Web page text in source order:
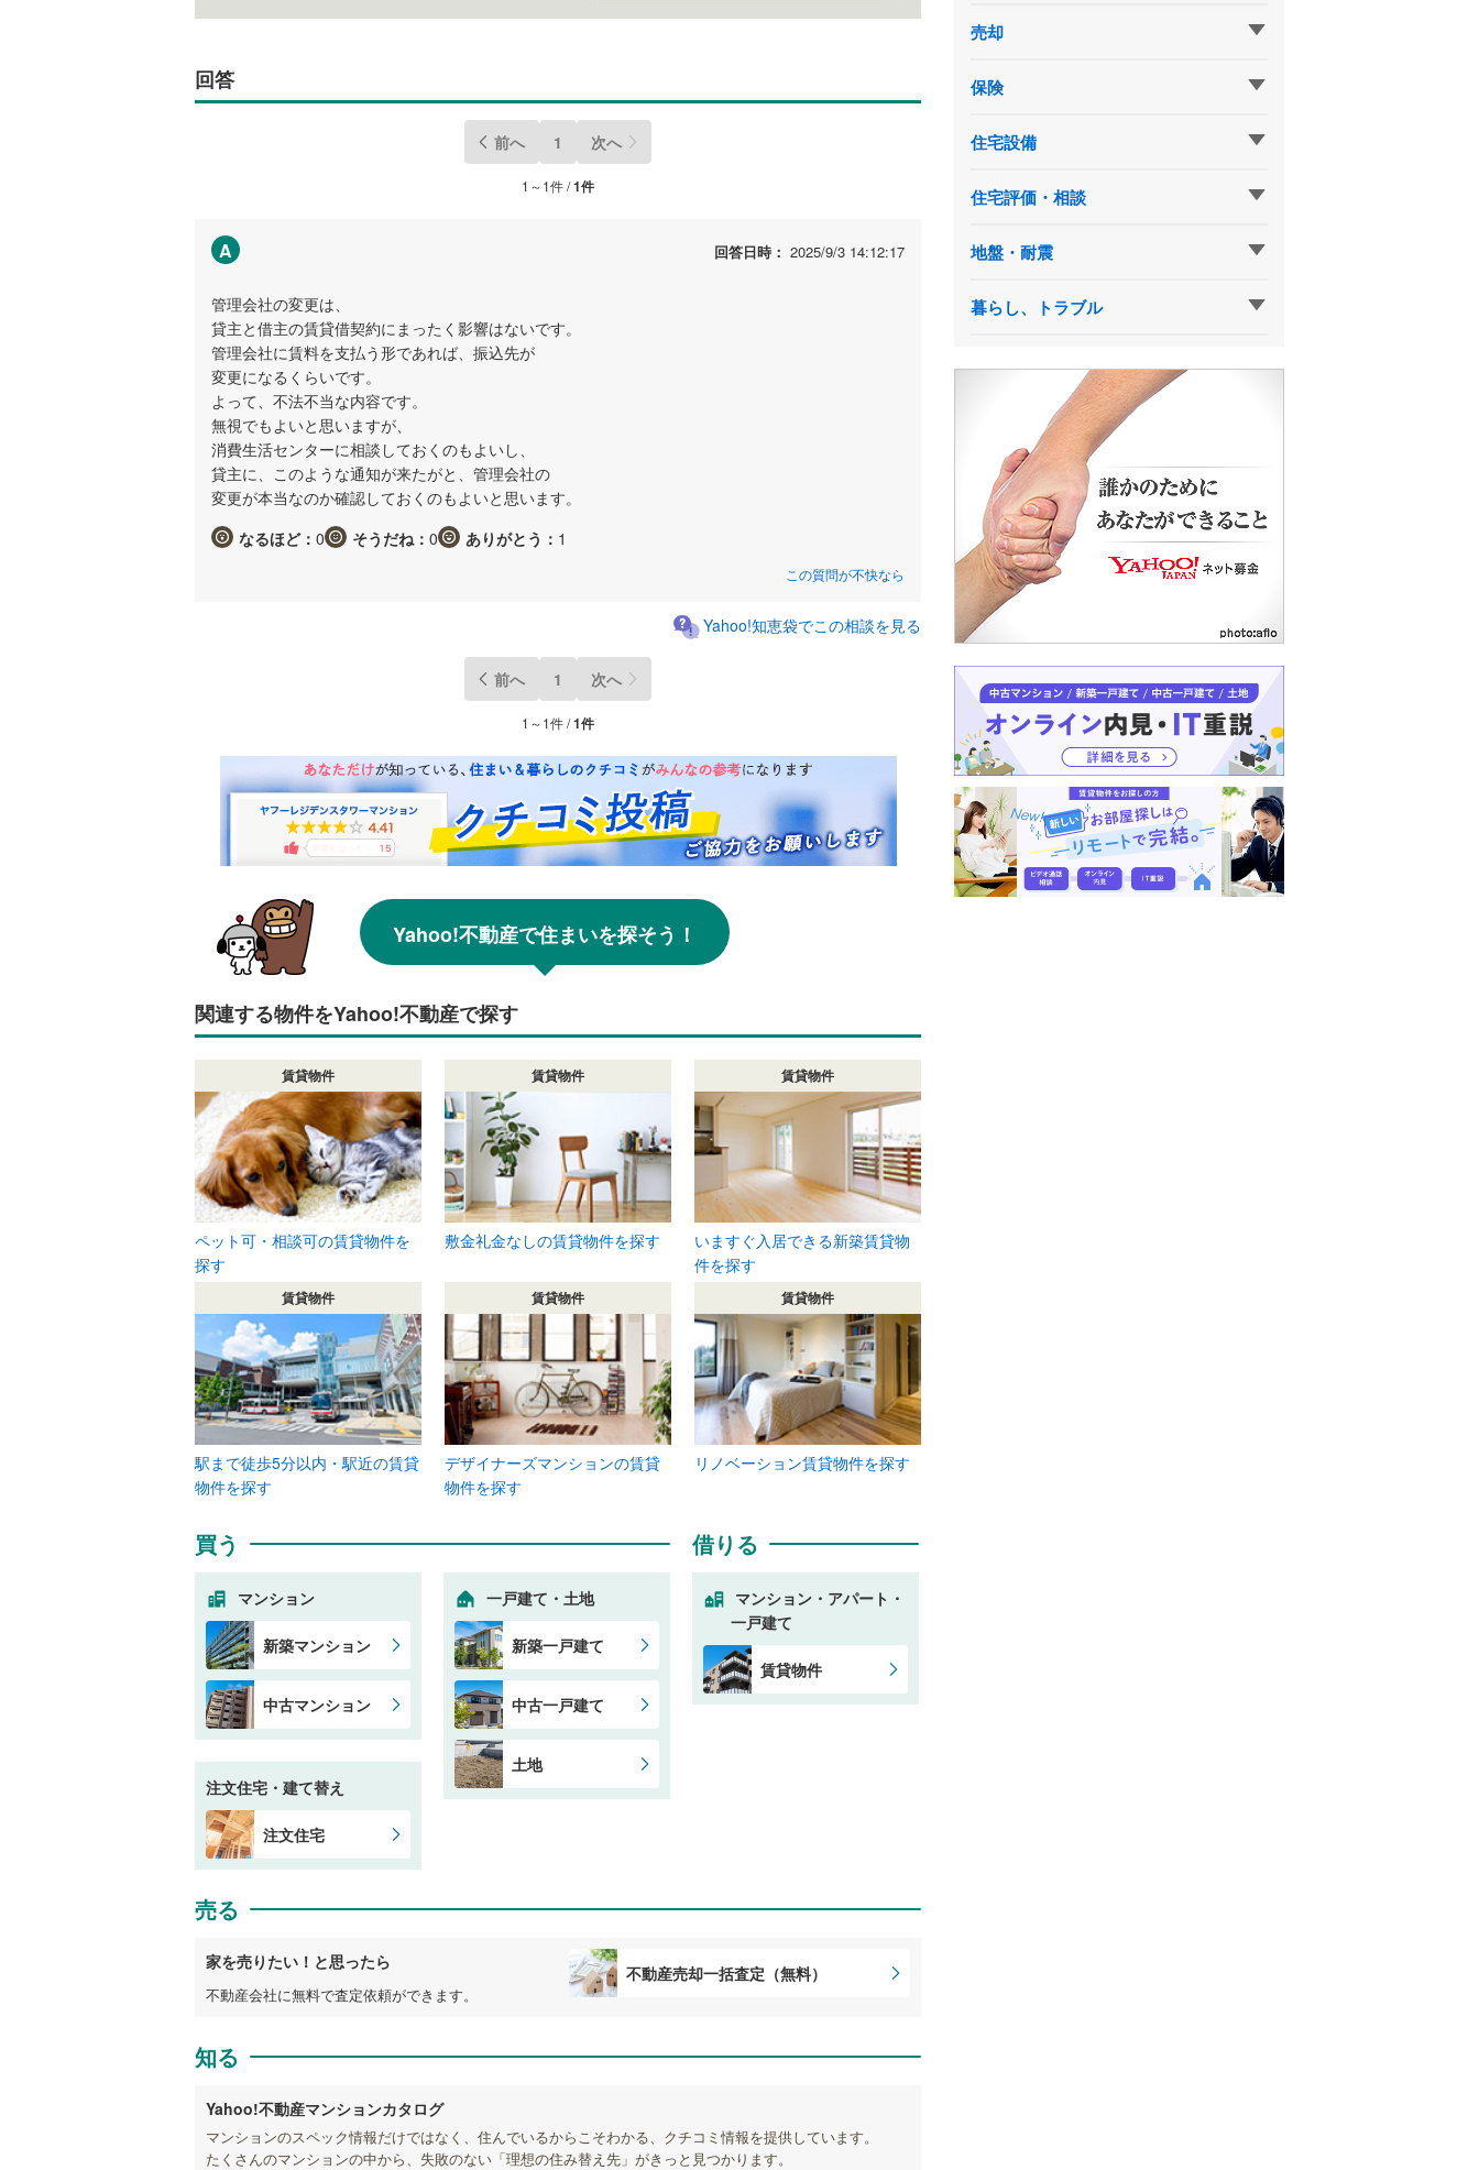
回答
前へ 1 次へ
1～1件 /1件
A 回答日時： 2025/9/3 14:12:17
管理会社の変更は、
貸主と借主の賃貸借契約にまったく影響はないです。
管理会社に賃料を支払う形であれば、振込先が
変更になるくらいです。
よって、不法不当な内容です。
無視でもよいと思いますが、
消費生活センターに相談しておくのもよいし、
貸主に、このような通知が来たがと、管理会社の
変更が本当なのか確認しておくのもよいと思います。
なるほど： 0 そうだね： 0 ありがとう： 1
この質問が不快なら
Yahoo!知恵袋でこの相談を見る
前へ 1 次へ
1～1件 /1件
Yahoo!不動産で住まいを探そう！
関連する物件をYahoo!不動産で探す
賃貸物件
ペット可・相談可の賃貸物件を
探す
賃貸物件
敷金礼金なしの賃貸物件を探す
賃貸物件
いますぐ入居できる新築賃貸物
件を探す
賃貸物件
駅まで徒歩5分以内・駅近の賃貸
物件を探す
賃貸物件
デザイナーズマンションの賃貸
物件を探す
賃貸物件
リノベーション賃貸物件を探す
買う
マンション
新築マンション
中古マンション
注文住宅・建て替え
注文住宅
一戸建て・土地
新築一戸建て
中古一戸建て
土地
借りる
マンション・アパート・
一戸建て
賃貸物件
売る
家を売りたい！と思ったら
不動産会社に無料で査定依頼ができます。
不動産売却一括査定（無料）
知る
Yahoo!不動産マンションカタログ
マンションのスペック情報だけではなく、住んでいるからこそわかる、クチコミ情報を提供しています。
たくさんのマンションの中から、失敗のない「理想の住み替え先」がきっと見つかります。
売却
保険
住宅設備
住宅評価・相談
地盤・耐震
暮らし、トラブル